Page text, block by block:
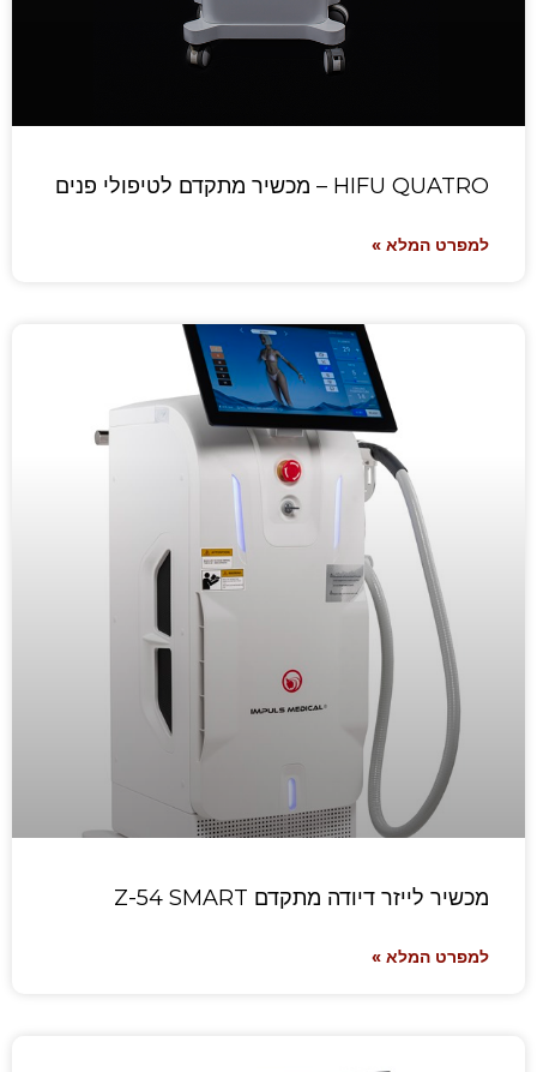
HIFU QUATRO – מכשיר מתקדם לטיפולי פנים
למפרט המלא »
מכשיר לייזר דיודה מתקדם Z-54 SMART
למפרט המלא »